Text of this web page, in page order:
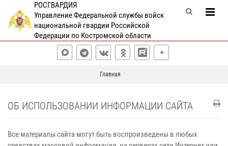
РОСГВАРДИЯ
Управление Федеральной службы войск
национальной гвардии Российской
Федерации по Костромской области
Главная
ОБ ИСПОЛЬЗОВАНИИ ИНФОРМАЦИИ САЙТА
Все материалы сайта могут быть воспроизведены в любых